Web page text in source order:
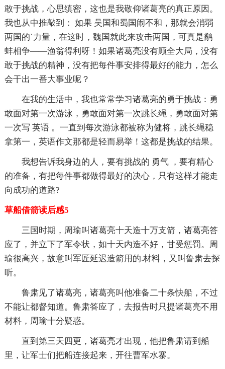
敢于挑战，心思缜密，这也是我敬仰诸葛亮的真正原因。
我也从中推敲到： 如果 吴国和蜀国闹不和，那就会消弱
两国的`力量，在这时，魏国就此来攻击两国，可真是鹬
蚌相争——渔翁得利呀！如果诸葛亮没有顾全大局，没有
敢于挑战的精神，没有把每件事安排得最好的能力，怎么
会干出一番大事业呢？
在我的生活中，我也常常学习诸葛亮的勇于挑战：勇
敢面对第一次游泳，勇敢面对第一次跳长绳，勇敢面对第
一次写 英语 。一直到每次游泳都被称为健将，跳长绳稳
拿第一，英语作文那都是轻而易举！这都是挑战的结果。
我想告诉我身边的人，要有挑战的 勇气 ，要有精心
的准备，有把每件事都做得最好的决心，只有这样才能走
向成功的道路?
草船借箭读后感5
三国时期，周瑜叫诸葛亮十天造十万支箭，诸葛亮答
应了，并立下了军令状，如十天内造不好，甘受惩罚。周
瑜很高兴，故意叫军匠延迟造箭用的.材料，又叫鲁肃去探
听。
鲁肃见了诸葛亮，诸葛亮叫他准备二十条快船，不过
不能让都督知道。鲁肃答应了，去报告时只提诸葛亮不用
材料，周瑜十分疑惑。
直到第三天四更，诸葛亮才出现，他把鲁肃请到船
里，让军士们把船连接起来，开往曹军水寨。